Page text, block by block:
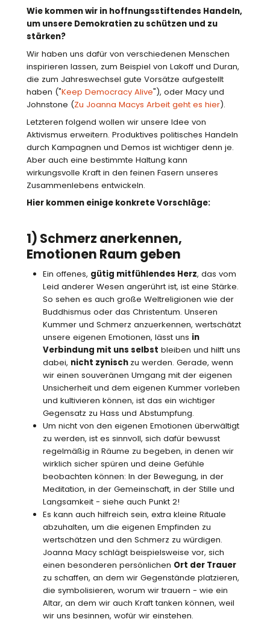
Wie kommen wir in hoffnungsstiftendes Handeln,
um unsere Demokratien zu schützen und zu
stärken?
Wir haben uns dafür von verschiedenen Menschen
inspirieren lassen, zum Beispiel von Lakoff und Duran,
die zum Jahreswechsel gute Vorsätze aufgestellt
haben ("Keep Democracy Alive"), oder Macy und
Johnstone (Zu Joanna Macys Arbeit geht es hier).
Letzteren folgend wollen wir unsere Idee von
Aktivismus erweitern. Produktives politisches Handeln
durch Kampagnen und Demos ist wichtiger denn je.
Aber auch eine bestimmte Haltung kann
wirkungsvolle Kraft in den feinen Fasern unseres
Zusammenlebens entwickeln.
Hier kommen einige konkrete Vorschläge:
1) Schmerz anerkennen,
Emotionen Raum geben
Ein offenes, gütig mitfühlendes Herz, das vom
Leid anderer Wesen angerührt ist, ist eine Stärke.
So sehen es auch große Weltreligionen wie der
Buddhismus oder das Christentum. Unseren
Kummer und Schmerz anzuerkennen, wertschätzt
unsere eigenen Emotionen, lässt uns in
Verbindung mit uns selbst bleiben und hilft uns
dabei, nicht zynisch zu werden. Gerade, wenn
wir einen souveränen Umgang mit der eigenen
Unsicherheit und dem eigenen Kummer vorleben
und kultivieren können, ist das ein wichtiger
Gegensatz zu Hass und Abstumpfung.
Um nicht von den eigenen Emotionen überwältigt
zu werden, ist es sinnvoll, sich dafür bewusst
regelmäßig in Räume zu begeben, in denen wir
wirklich sicher spüren und deine Gefühle
beobachten können: In der Bewegung, in der
Meditation, in der Gemeinschaft, in der Stille und
Langsamkeit - siehe auch Punkt 2!
Es kann auch hilfreich sein, extra kleine Rituale
abzuhalten, um die eigenen Empfinden zu
wertschätzen und den Schmerz zu würdigen.
Joanna Macy schlägt beispielsweise vor, sich
einen besonderen persönlichen Ort der Trauer
zu schaffen, an dem wir Gegenstände platzieren,
die symbolisieren, worum wir trauern - wie ein
Altar, an dem wir auch Kraft tanken können, weil
wir uns besinnen, wofür wir einstehen.